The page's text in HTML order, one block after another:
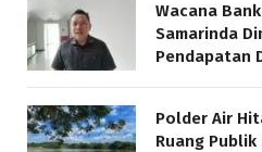
Wacana
Samarinda
Pendapatan
Polder Air
Ruang